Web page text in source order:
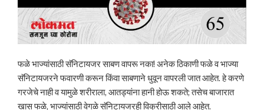
फळे भाज्यांसाठी सॅनिटायजर साबण वापरू नका! अनेक ठिकाणी फळे व भाज्या
सॅनिटायजरने फवारणी करून किंवा साबणाने धुवून वापरली जात आहेत. हे करणे
गरजेचे नाही व यामुळे शरीराला, आतड्यांना हानी होऊ शकते; तसेच बाजारात
खास फळे, भाज्यांसाठी वेगळे सॅनिटायजरही विक्रीसाठी आले आहेत.